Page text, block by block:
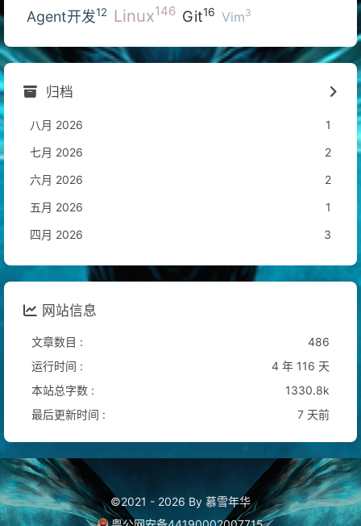
Agent开发12 Linux146 Git16 Vim3
归档
八月 2026
1
七月 2026
2
六月 2026
2
五月 2026
1
四月 2026
3
网站信息
文章数目 :
486
运行时间 :
4 年 116 天
本站总字数 :
1330.8k
最后更新时间 :
7 天前
©2021 - 2026 By 慕雪年华